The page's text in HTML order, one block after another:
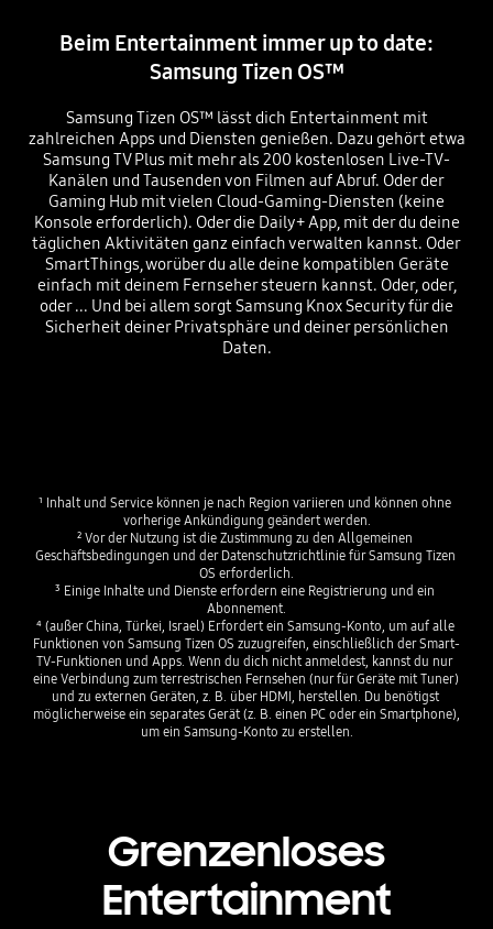
Beim Entertainment immer up to date:
Samsung Tizen OS™
Samsung Tizen OS™ lässt dich Entertainment mit
zahlreichen Apps und Diensten genießen. Dazu gehört etwa
Samsung TV Plus mit mehr als 200 kostenlosen Live-TV-
Kanälen und Tausenden von Filmen auf Abruf. Oder der
Gaming Hub mit vielen Cloud-Gaming-Diensten (keine
Konsole erforderlich). Oder die Daily+ App, mit der du deine
täglichen Aktivitäten ganz einfach verwalten kannst. Oder
SmartThings, worüber du alle deine kompatiblen Geräte
einfach mit deinem Fernseher steuern kannst. Oder, oder,
oder ... Und bei allem sorgt Samsung Knox Security für die
Sicherheit deiner Privatsphäre und deiner persönlichen
Daten.
¹ Inhalt und Service können je nach Region variieren und können ohne
vorherige Ankündigung geändert werden.
² Vor der Nutzung ist die Zustimmung zu den Allgemeinen
Geschäftsbedingungen und der Datenschutzrichtlinie für Samsung Tizen
OS erforderlich.
³ Einige Inhalte und Dienste erfordern eine Registrierung und ein
Abonnement.
⁴ (außer China, Türkei, Israel) Erfordert ein Samsung-Konto, um auf alle
Funktionen von Samsung Tizen OS zuzugreifen, einschließlich der Smart-
TV-Funktionen und Apps. Wenn du dich nicht anmeldest, kannst du nur
eine Verbindung zum terrestrischen Fernsehen (nur für Geräte mit Tuner)
und zu externen Geräten, z. B. über HDMI, herstellen. Du benötigst
möglicherweise ein separates Gerät (z. B. einen PC oder ein Smartphone),
um ein Samsung-Konto zu erstellen.
Grenzenloses
Entertainment